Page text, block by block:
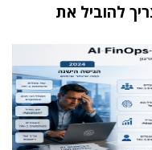
להוביל את